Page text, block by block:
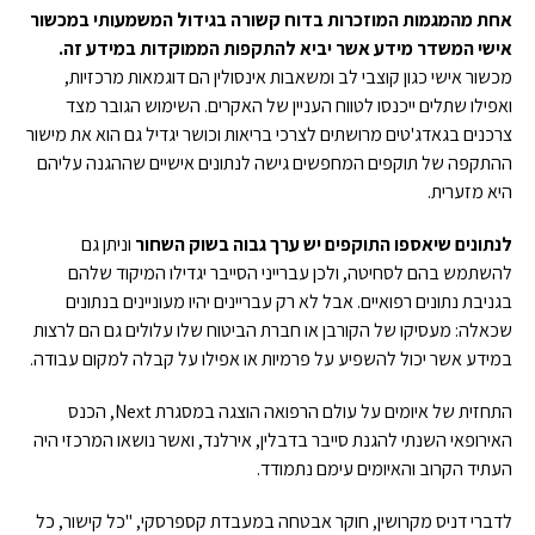
אחת מהמגמות המוזכרות בדוח קשורה בגידול המשמעותי במכשור
אישי המשדר מידע אשר יביא להתקפות הממוקדות במידע זה.
מכשור אישי כגון קוצבי לב ומשאבות אינסולין הם דוגמאות מרכזיות,
ואפילו שתלים ייכנסו לטווח העניין של האקרים. השימוש הגובר מצד
צרכנים בגאדג'טים מרושתים לצרכי בריאות וכושר יגדיל גם הוא את מישור
ההתקפה של תוקפים המחפשים גישה לנתונים אישיים שההגנה עליהם
היא מזערית.
לנתונים שיאספו התוקפים יש ערך גבוה בשוק השחור וניתן גם
להשתמש בהם לסחיטה, ולכן עברייני הסייבר יגדילו המיקוד שלהם
בגניבת נתונים רפואיים. אבל לא רק עבריינים יהיו מעוניינים בנתונים
שכאלה: מעסיקו של הקורבן או חברת הביטוח שלו עלולים גם הם לרצות
במידע אשר יכול להשפיע על פרמיות או אפילו על קבלה למקום עבודה.
התחזית של איומים על עולם הרפואה הוצגה במסגרת Next, הכנס
האירופאי השנתי להגנת סייבר בדבלין, אירלנד, ואשר נושאו המרכזי היה
העתיד הקרוב והאיומים עימם נתמודד.
לדברי דניס מקרושין, חוקר אבטחה במעבדת קספרסקי, "כל קישור, כל